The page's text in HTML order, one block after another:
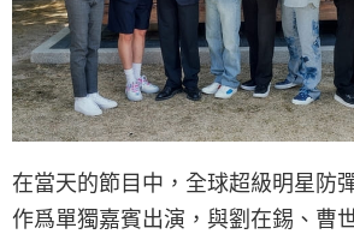
在當天的節目中，全球超級明星防
作爲單獨嘉賓出演，與劉在錫、曹